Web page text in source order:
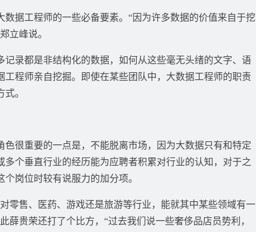
据工程师的一些必备要素。“因为许多数据的价值来自于挖
立峰说。
录都是非结构化的数据，如何从这些毫无头绪的文字、语
程师亲自挖掘。即使在某些团队中，大数据工程师的职责
。
很重要的一点是，不能脱离市场，因为大数据只有和特定
个垂直行业的经历能为应聘者积累对行业的认知，对于之
岗位时较有说服力的加分项。
售、医药、游戏还是旅游等行业，能就其中某些领域有一
薛贵荣还打了个比方，“过去我们说一些奢侈品店员势利，